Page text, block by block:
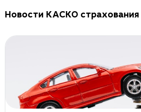
Новости КАСКО страхования